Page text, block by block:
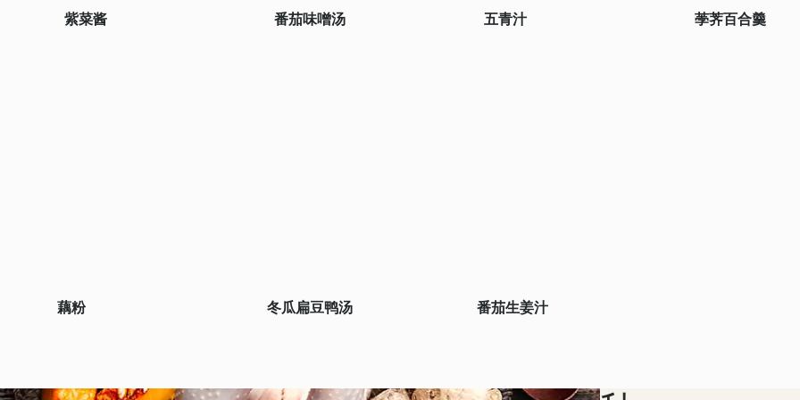
紫菜酱 番茄味噌汤 五青汁 荸荠百合羹
藕粉 冬瓜扁豆鸭汤 番茄生姜汁